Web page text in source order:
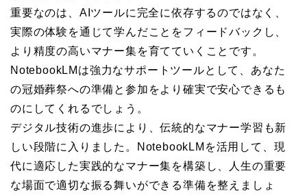
重要なのは、AIツールに完全に依存するのではなく、
実際の体験を通じて学んだことをフィードバックし、
より精度の高いマナー集を育てていくことです。
NotebookLMは強力なサポートツールとして、あなた
の冠婚葬祭への準備と参加をより確実で安心できるも
のにしてくれるでしょう。
デジタル技術の進歩により、伝統的なマナー学習も新
しい段階に入りました。NotebookLMを活用して、現
代に適応した実践的なマナー集を構築し、人生の重要
な場面で適切な振る舞いができる準備を整えましょ